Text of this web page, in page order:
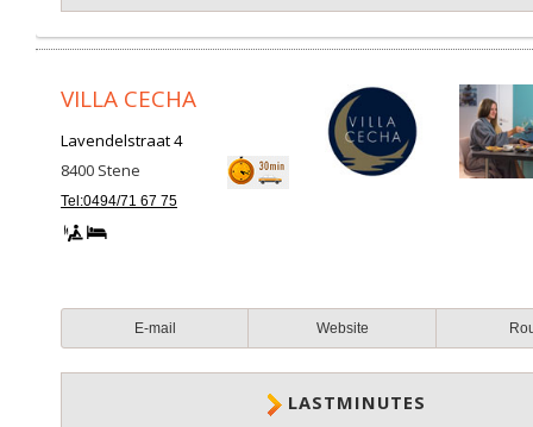
VILLA CECHA
Lavendelstraat 4
8400 Stene
Tel:0494/71 67 75
E-mail Website
LASTMINUTES